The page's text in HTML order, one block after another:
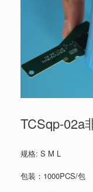
TCSqp-02a
规格: S M L
包装：1000PCS/包